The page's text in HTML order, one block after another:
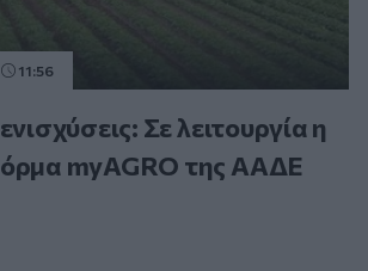
11:56
Σε λειτουργία η
myAGRO της ΑΑΔΕ